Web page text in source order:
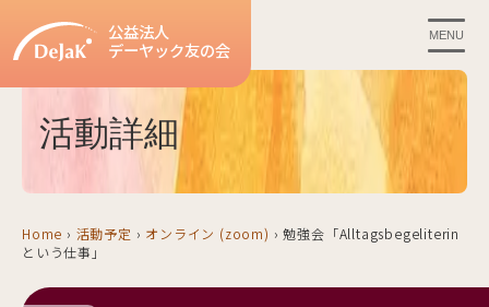
公益法人
デーヤック友の会
MENU
活動詳細
Home › 活動予定 › オンライン (zoom) › 勉強会「Alltagsbegeliterin
という仕事」